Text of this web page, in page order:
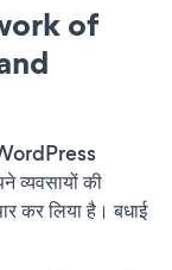
of
व्यवसायों की
कर लिया है। बधाई